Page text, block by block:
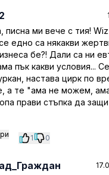
писна ми вече с тия!
едно са някакви
бе?! Дали са ни
пък какви условия...
настава цирк по
а те "ама не можем,
прави стъпка да
1 0